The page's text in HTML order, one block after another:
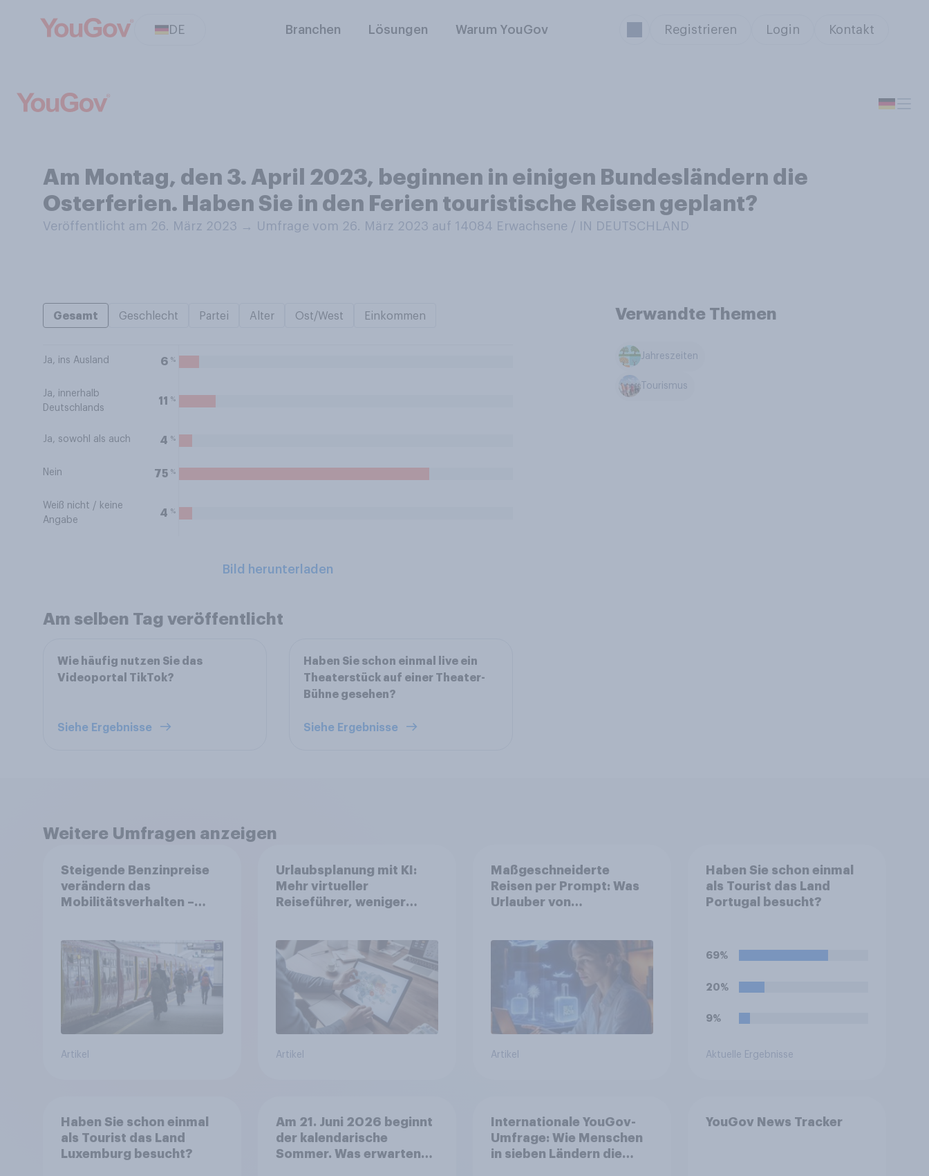
DE Branchen Lösungen Warum YouGov Registrieren Login Kontakt
Am Montag, den 3. April 2023, beginnen in einigen Bundesländern die
Osterferien. Haben Sie in den Ferien touristische Reisen geplant?
Veröffentlicht am 26. März 2023 → Umfrage vom 26. März 2023 auf 14084 Erwachsene / IN DEUTSCHLAND
Gesamt Geschlecht Partei Alter Ost/West Einkommen
Ja, ins Ausland 6 %
Ja, innerhalb
Deutschlands
11 %
Ja, sowohl als auch 4 %
Nein 75 %
Weiß nicht / keine
Angabe
4 %
Bild herunterladen
Verwandte Themen
Jahreszeiten
Tourismus
Am selben Tag veröffentlicht
Wie häufig nutzen Sie das
Videoportal TikTok?
Siehe Ergebnisse
Haben Sie schon einmal live ein
Theaterstück auf einer Theater-
Bühne gesehen?
Siehe Ergebnisse
Weitere Umfragen anzeigen
Steigende Benzinpreise
verändern das
Mobilitätsverhalten –
Auto auf öffentliche
Verkehrsmittel um
Artikel
Urlaubsplanung mit KI:
Mehr virtueller
Reiseführer, weniger
Artikel
Maßgeschneiderte
Reisen per Prompt: Was
Urlauber von
Tools bei der
Reiseplanung bereits
genutzt werden
Artikel
Haben Sie schon einmal
als Tourist das Land
Portugal besucht?
69%
20%
9%
Aktuelle Ergebnisse
Haben Sie schon einmal
als Tourist das Land
Luxemburg besucht?
Am 21. Juni 2026 beginnt
der kalendarische
Sommer. Was erwarten
Internationale YouGov-
Umfrage: Wie Menschen
in sieben Ländern die
YouGov News Tracker